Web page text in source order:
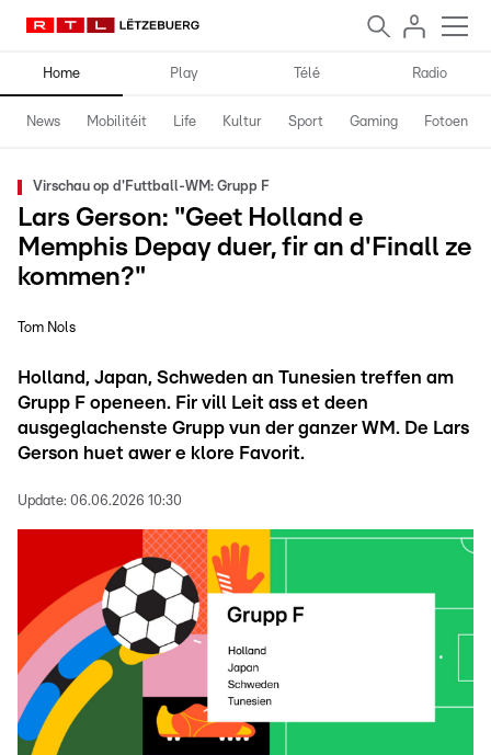
Home Play Télé Radio
News Mobilitéit Life Kultur Sport Gaming Fotoen
Virschau op d'Futtball-WM: Grupp F
Lars Gerson: "Geet Holland e
Memphis Depay duer, fir an d'Finall ze
kommen?"
Tom Nols
Holland, Japan, Schweden an Tunesien treffen am
Grupp F openeen. Fir vill Leit ass et deen
ausgeglachenste Grupp vun der ganzer WM. De Lars
Gerson huet awer e klore Favorit.
Update: 06.06.2026 10:30